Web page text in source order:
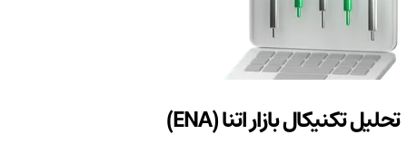
تحلیل تکنیکال بازار اتنا (ENA)